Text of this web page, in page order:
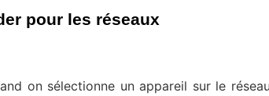
pour les réseaux
on sélectionne un appareil sur le